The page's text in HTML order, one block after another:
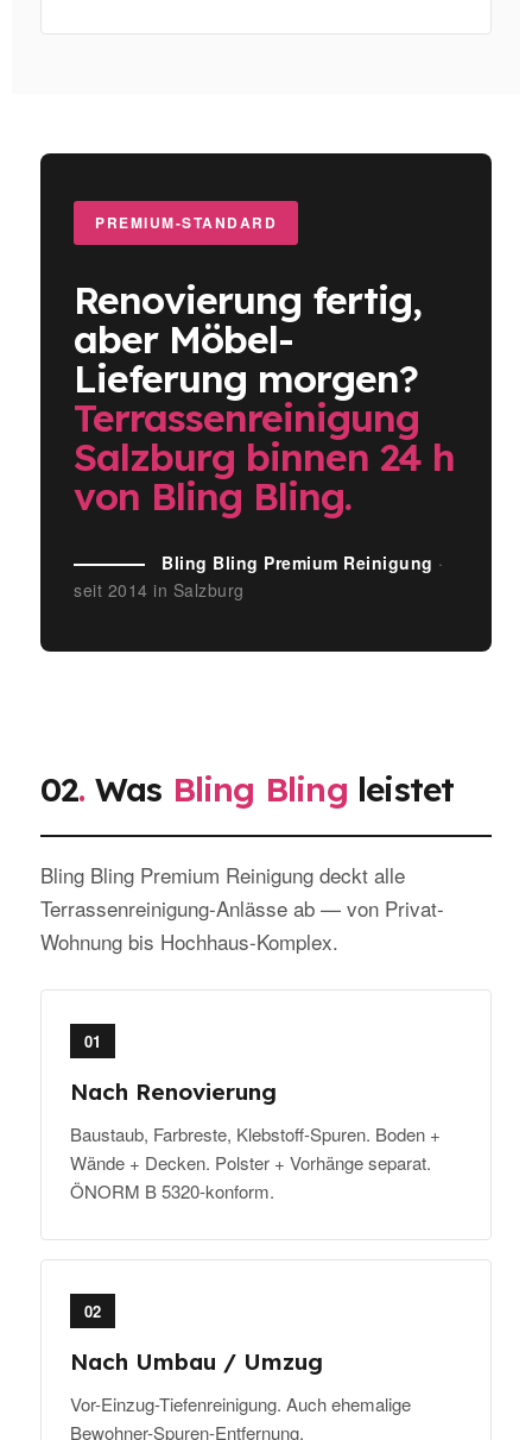
PREMIUM-STANDARD
Renovierung fertig,
aber Möbel-
Lieferung morgen?
Terrassenreinigung
Salzburg binnen 24 h
von Bling Bling.
Bling Bling Premium Reinigung ·
seit 2014 in Salzburg
02. Was Bling Bling leistet
Bling Bling Premium Reinigung deckt alle
Terrassenreinigung-Anlässe ab — von Privat-
Wohnung bis Hochhaus-Komplex.
01
Nach Renovierung
Baustaub, Farbreste, Klebstoff-Spuren. Boden +
Wände + Decken. Polster + Vorhänge separat.
ÖNORM B 5320-konform.
02
Nach Umbau / Umzug
Vor-Einzug-Tiefenreinigung. Auch ehemalige
Bewohner-Spuren-Entfernung.